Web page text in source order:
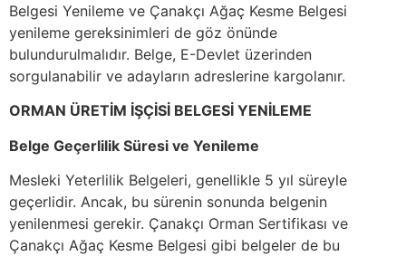
Belgesi Yenileme ve Çanakçı Ağaç Kesme Belgesi
yenileme gereksinimleri de göz önünde
bulundurulmalıdır. Belge, E-Devlet üzerinden
sorgulanabilir ve adayların adreslerine kargolanır.
ORMAN ÜRETİM İŞÇİSİ BELGESİ YENİLEME
Belge Geçerlilik Süresi ve Yenileme
Mesleki Yeterlilik Belgeleri, genellikle 5 yıl süreyle
geçerlidir. Ancak, bu sürenin sonunda belgenin
yenilenmesi gerekir. Çanakçı Orman Sertifikası ve
Çanakçı Ağaç Kesme Belgesi gibi belgeler de bu